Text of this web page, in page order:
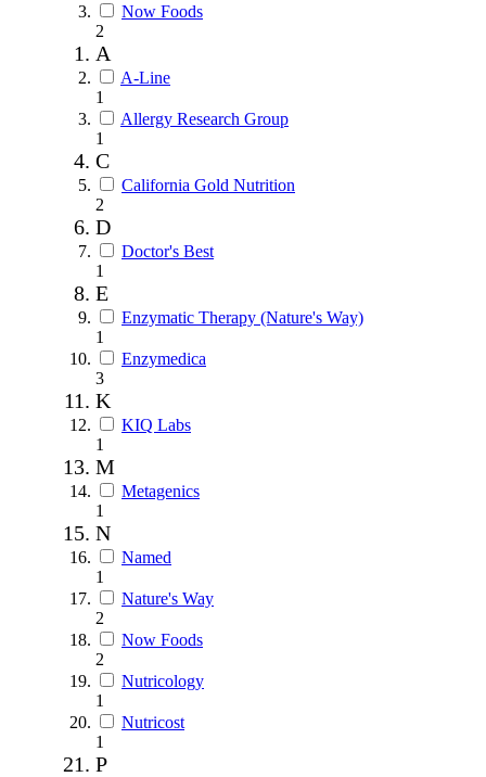
Now Foods
2
A
A-Line
1
Allergy Research Group
1
C
California Gold Nutrition
2
D
Doctor's Best
1
E
Enzymatic Therapy (Nature's Way)
1
Enzymedica
3
K
KIQ Labs
1
M
Metagenics
1
N
Named
1
Nature's Way
2
Now Foods
2
Nutricology
1
Nutricost
1
P